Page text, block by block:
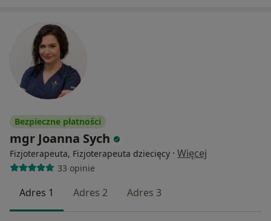
Bezpieczne płatności
mgr Joanna Sych
Fizjoterapeuta, Fizjoterapeuta dziecięcy · Więcej
33 opinie
Adres 1 Adres 2 Adres 3